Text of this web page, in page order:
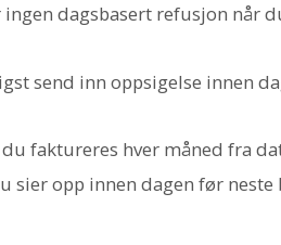
ingen dagsbasert refusjon når
send inn oppsigelse innen
faktureres hver måned fra
sier opp innen dagen før